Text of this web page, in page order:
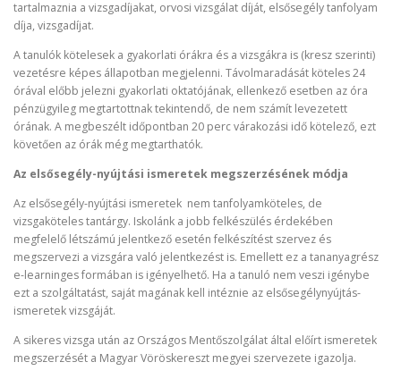
tartalmaznia a vizsgadíjakat, orvosi vizsgálat díját, elsősegély tanfolyam
díja, vizsgadíjat.
A tanulók kötelesek a gyakorlati órákra és a vizsgákra is (kresz szerinti)
vezetésre képes állapotban megjelenni. Távolmaradását köteles 24
órával előbb jelezni gyakorlati oktatójának, ellenkező esetben az óra
pénzügyileg megtartottnak tekintendő, de nem számít levezetett
órának. A megbeszélt időpontban 20 perc várakozási idő kötelező, ezt
követően az órák még megtarthatók.
Az elsősegély-nyújtási ismeretek megszerzésének módja
Az elsősegély-nyújtási ismeretek nem tanfolyamköteles, de
vizsgaköteles tantárgy. Iskolánk a jobb felkészülés érdekében
megfelelő létszámú jelentkező esetén felkészítést szervez és
megszervezi a vizsgára való jelentkezést is. Emellett ez a tananyagrész
e-learninges formában is igényelhető. Ha a tanuló nem veszi igénybe
ezt a szolgáltatást, saját magának kell intéznie az elsősegélynyújtás-
ismeretek vizsgáját.
A sikeres vizsga után az Országos Mentőszolgálat által előírt ismeretek
megszerzését a Magyar Vöröskereszt megyei szervezete igazolja.